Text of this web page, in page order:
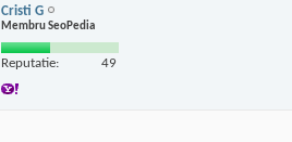
Cristi G
Membru SeoPedia
Reputatie: 49